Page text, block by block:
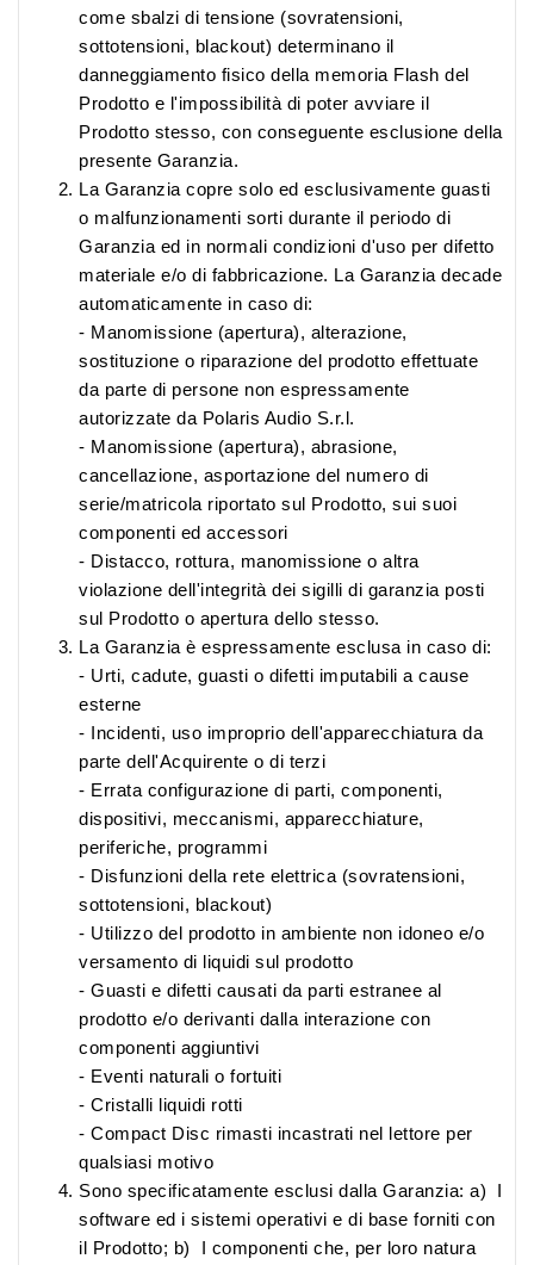
come sbalzi di tensione (sovratensioni,
sottotensioni, blackout) determinano il
danneggiamento fisico della memoria Flash del
Prodotto e l'impossibilità di poter avviare il
Prodotto stesso, con conseguente esclusione della
presente Garanzia.
La Garanzia copre solo ed esclusivamente guasti
o malfunzionamenti sorti durante il periodo di
Garanzia ed in normali condizioni d'uso per difetto
materiale e/o di fabbricazione. La Garanzia decade
automaticamente in caso di:
- Manomissione (apertura), alterazione,
sostituzione o riparazione del prodotto effettuate
da parte di persone non espressamente
autorizzate da Polaris Audio S.r.l.
- Manomissione (apertura), abrasione,
cancellazione, asportazione del numero di
serie/matricola riportato sul Prodotto, sui suoi
componenti ed accessori
- Distacco, rottura, manomissione o altra
violazione dell'integrità dei sigilli di garanzia posti
sul Prodotto o apertura dello stesso.
La Garanzia è espressamente esclusa in caso di:
- Urti, cadute, guasti o difetti imputabili a cause
esterne
- Incidenti, uso improprio dell'apparecchiatura da
parte dell'Acquirente o di terzi
- Errata configurazione di parti, componenti,
dispositivi, meccanismi, apparecchiature,
periferiche, programmi
- Disfunzioni della rete elettrica (sovratensioni,
sottotensioni, blackout)
- Utilizzo del prodotto in ambiente non idoneo e/o
versamento di liquidi sul prodotto
- Guasti e difetti causati da parti estranee al
prodotto e/o derivanti dalla interazione con
componenti aggiuntivi
- Eventi naturali o fortuiti
- Cristalli liquidi rotti
- Compact Disc rimasti incastrati nel lettore per
qualsiasi motivo
Sono specificatamente esclusi dalla Garanzia: a) I
software ed i sistemi operativi e di base forniti con
il Prodotto; b) I componenti che, per loro natura